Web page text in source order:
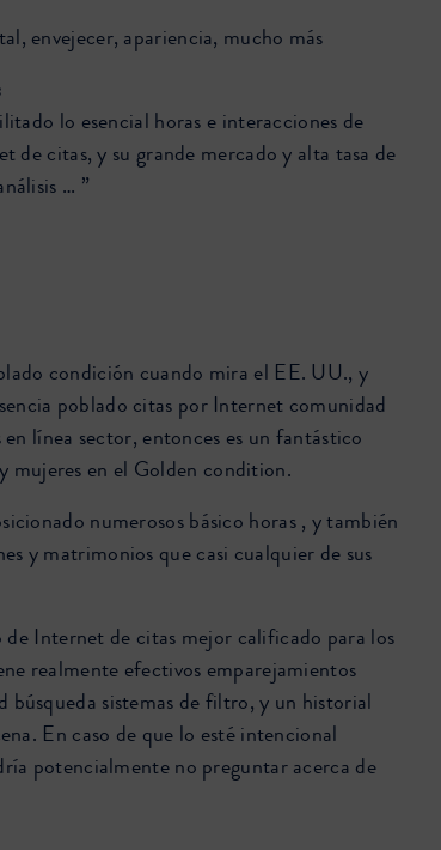
envejecer, apariencia, mucho más
lo esencial horas e interacciones de
de citas, y su grande mercado y alta tasa de
… ”
condición cuando mira el EE. UU., y
poblado citas por Internet comunidad
línea sector, entonces es un fantástico
mujeres en el Golden condition.
numerosos básico horas , y también
y matrimonios que casi cualquier de sus
de Internet de citas mejor calificado para los
realmente efectivos emparejamientos
búsqueda sistemas de filtro, y un historial
En caso de que lo esté intencional
potencialmente no preguntar acerca de